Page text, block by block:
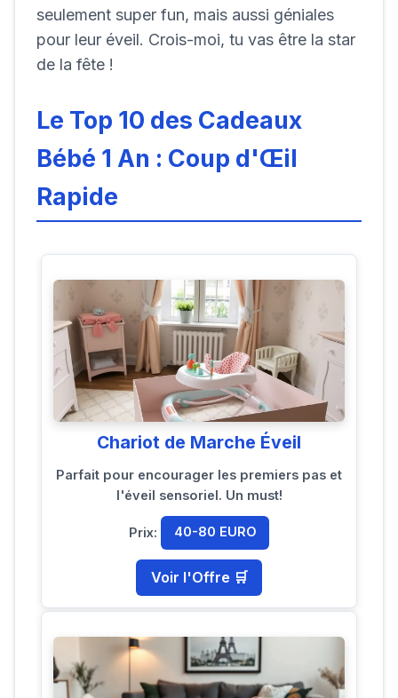
seulement super fun, mais aussi géniales
pour leur éveil. Crois-moi, tu vas être la star
de la fête !
Le Top 10 des Cadeaux
Bébé 1 An : Coup d'Œil
Rapide
Chariot de Marche Éveil
Parfait pour encourager les premiers pas et
l'éveil sensoriel. Un must!
Prix: 40-80 EURO
Voir l'Offre 🛒